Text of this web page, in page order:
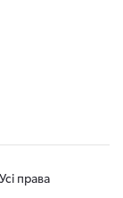
права